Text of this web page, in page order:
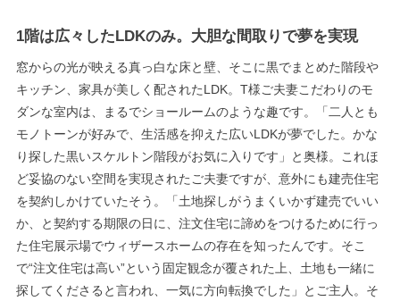
1階は広々したLDKのみ。大胆な間取りで夢を実現
窓からの光が映える真っ白な床と壁、そこに黒でまとめた階段や
キッチン、家具が美しく配されたLDK。T様ご夫妻こだわりのモ
ダンな室内は、まるでショールームのような趣です。「二人とも
モノトーンが好みで、生活感を抑えた広いLDKが夢でした。かな
り探した黒いスケルトン階段がお気に入りです」と奥様。これほ
ど妥協のない空間を実現されたご夫妻ですが、意外にも建売住宅
を契約しかけていたそう。「土地探しがうまくいかず建売でいい
か、と契約する期限の日に、注文住宅に諦めをつけるために行っ
た住宅展示場でウィザースホームの存在を知ったんです。そこ
で“注文住宅は高い”という固定観念が覆された上、土地も一緒に
探してくださると言われ、一気に方向転換でした」とご主人。そ